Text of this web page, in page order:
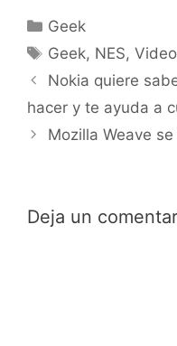
Categorías
Geek
Etiquetas
Geek, NES,
Nokia quiere
hacer y te ayuda a
Mozilla Weave
Deja un